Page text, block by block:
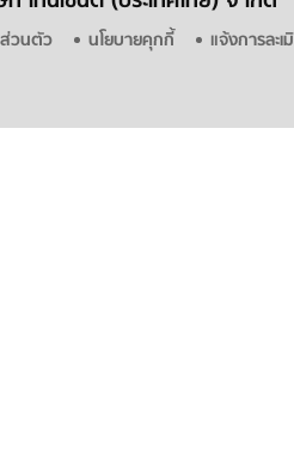
วนตัว นโยบายคุกกี้ แจ้งการละ